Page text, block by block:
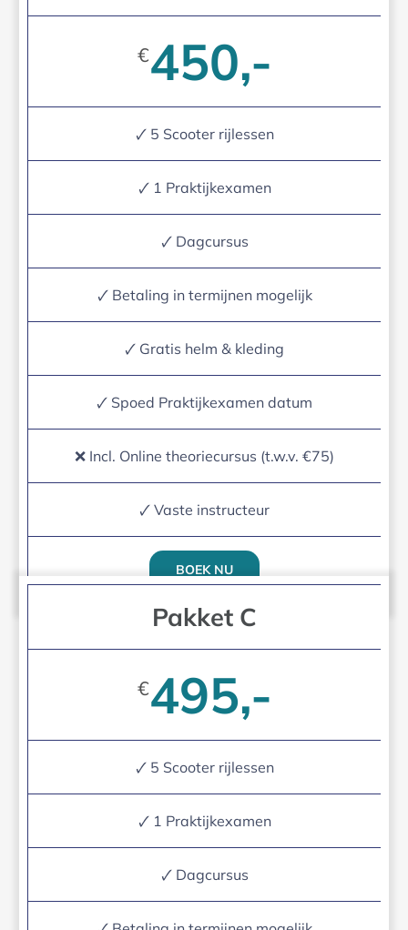
€450,-
🗸 5 Scooter rijlessen
🗸 1 Praktijkexamen
🗸 Dagcursus
🗸 Betaling in termijnen mogelijk
🗸 Gratis helm & kleding
🗸 Spoed Praktijkexamen datum
❌ Incl. Online theoriecursus (t.w.v. €75)
🗸 Vaste instructeur
BOEK NU
Pakket C
€495,-
🗸 5 Scooter rijlessen
🗸 1 Praktijkexamen
🗸 Dagcursus